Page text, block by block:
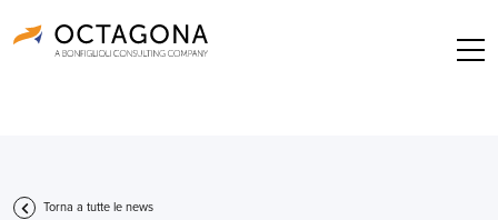
Torna a tutte le news